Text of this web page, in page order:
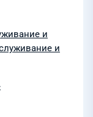
и
и